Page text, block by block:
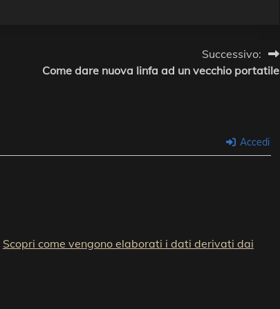
Successivo:
Come dare nuova linfa ad un vecchio portatile
Accedi
Scopri come vengono elaborati i dati derivati dai